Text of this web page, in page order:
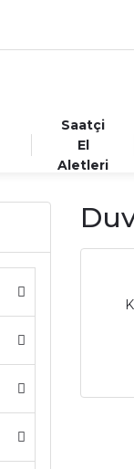
Saatçi
El
Aletleri